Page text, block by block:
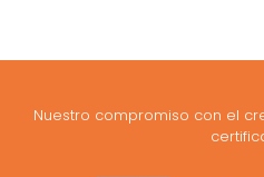
Nuestro compromiso con el